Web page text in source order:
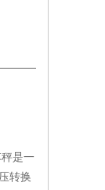
是一
转换